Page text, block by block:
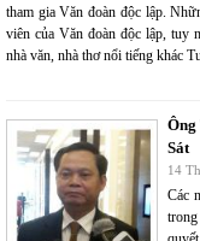
tham gia Văn đoàn độc lập.
viên của Văn đoàn độc lập, tuy
nhà văn, nhà thơ nổi tiếng khác
Sát
14
Các